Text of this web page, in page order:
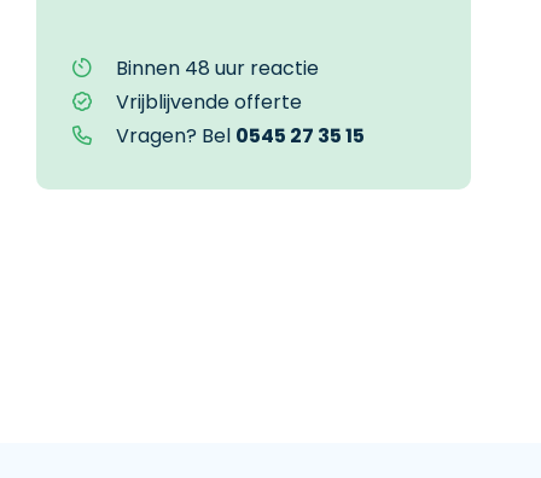
Binnen 48 uur reactie
Vrijblijvende offerte
Vragen? Bel 0545 27 35 15